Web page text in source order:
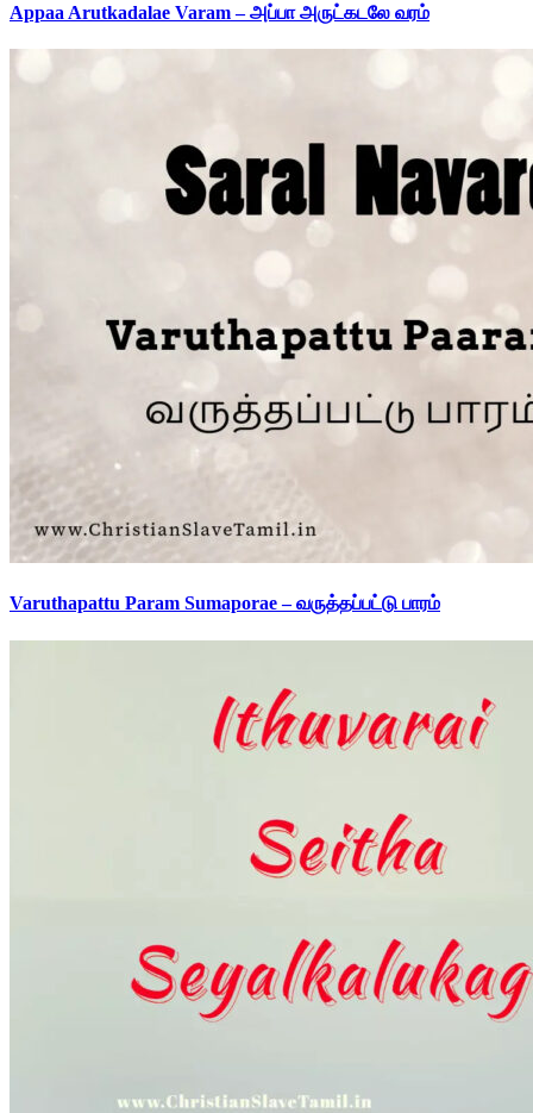
Appaa Arutkadalae Varam – அப்பா அருட்கடலே வரம்
Varuthapattu Param Sumaporae – வருத்தப்பட்டு பாரம்